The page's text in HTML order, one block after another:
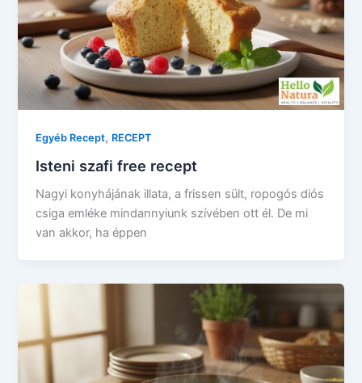
Egyéb Recept, RECEPT
Isteni szafi free recept
Nagyi konyhájának illata, a frissen sült, ropogós diós
csiga emléke mindannyiunk szívében ott él. De mi
van akkor, ha éppen